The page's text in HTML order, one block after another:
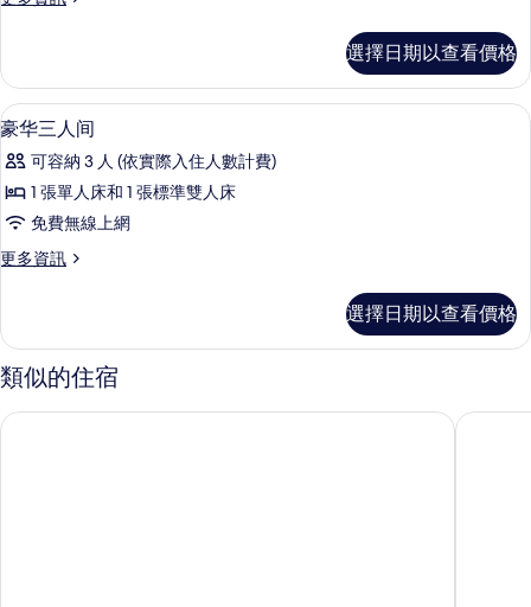
房
所
有
相
片
套
房
的
情
選擇日期以查看價格
顯
示
豪
华
人
的
所
有
相
7
豪华三人间
可容納 3 人 (依實際入住人數計費)
1 張單人床和 1 張標準雙人床
免費無線上網
更多資訊
更
三
人
间
詳
選擇日期以查看價格
類似的住宿
旅居文旅 - 板橋車站館 府中棧